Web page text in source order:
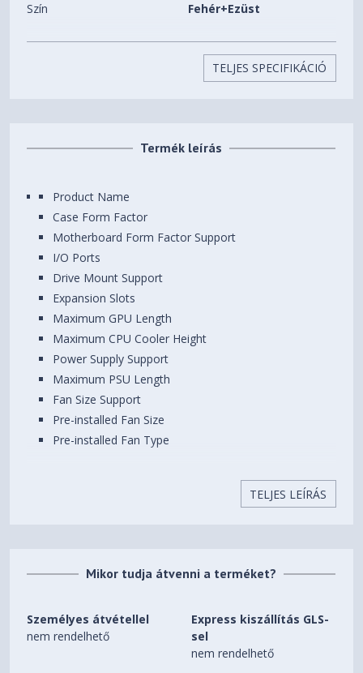
Szín Fehér+Ezüst
Beépíthető HDD-k (3,5")
száma
0 db
Beépíthető
ventilátorok(12CM) száma
Processzorhűtő maximális
magassága
Videokártya maximális
hossza
Súly
TELJES SPECIFIKÁCIÓ
Termék leírás
Product Name
Case Form Factor
Motherboard Form Factor Support
I/O Ports
Drive Mount Support
Expansion Slots
Maximum GPU Length
Maximum CPU Cooler Height
Power Supply Support
Maximum PSU Length
Fan Size Support
Pre-installed Fan Size
Pre-installed Fan Type
Micro- ATX Tower
1 x USB 3.2 Gen 1 Type-A
1 x USB 3.2 Gen 2x2 Type-C
TELJES LEÍRÁS
Mikor tudja átvenni a terméket?
Személyes átvétellel
nem rendelhető
Express kiszállítás GLS-
sel
nem rendelhető